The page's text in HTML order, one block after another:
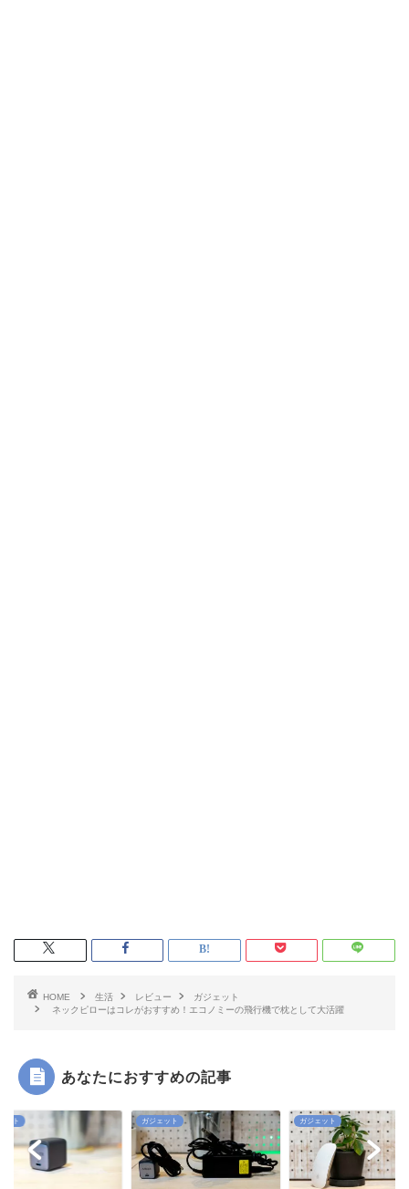
HOME 生活 レビュー
ガジェット
ネックピローはコレがおすすめ！エコノミーの飛行機で枕として大活躍
あなたにおすすめの記事
ット ガジェット ガジェット